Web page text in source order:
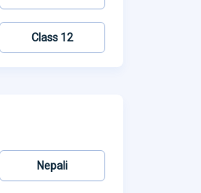
Class 12
Nepali